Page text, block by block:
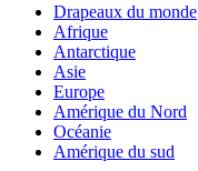
Drapeaux du monde
Afrique
Antarctique
Asie
Europe
Amérique du Nord
Océanie
Amérique du sud